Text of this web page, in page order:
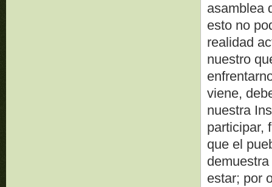
asamblea
esto no
realidad
nuestro
viene,
nuestra
participar,
que el
estar; por